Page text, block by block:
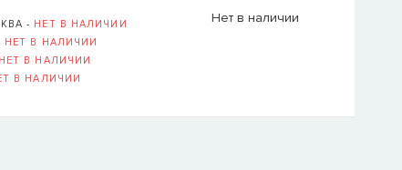
Вход в кабинет
Нет в наличии
- НЕТ В НАЛИЧИИ
НЕТ В НАЛИЧИИ
НЕТ В НАЛИЧИИ
В НАЛИЧИИ